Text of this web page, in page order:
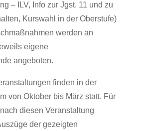
– ILV, Info zur Jgst. 11 und zu
Kurswahl in der Oberstufe)
werden an
eigene
angeboten.
finden in der
von Oktober bis März statt. Für
diesen Veranstaltung
der gezeigten